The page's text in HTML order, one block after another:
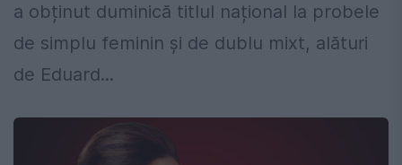
a obținut duminică titlul național la probele
de simplu feminin și de dublu mixt, alături
de Eduard...